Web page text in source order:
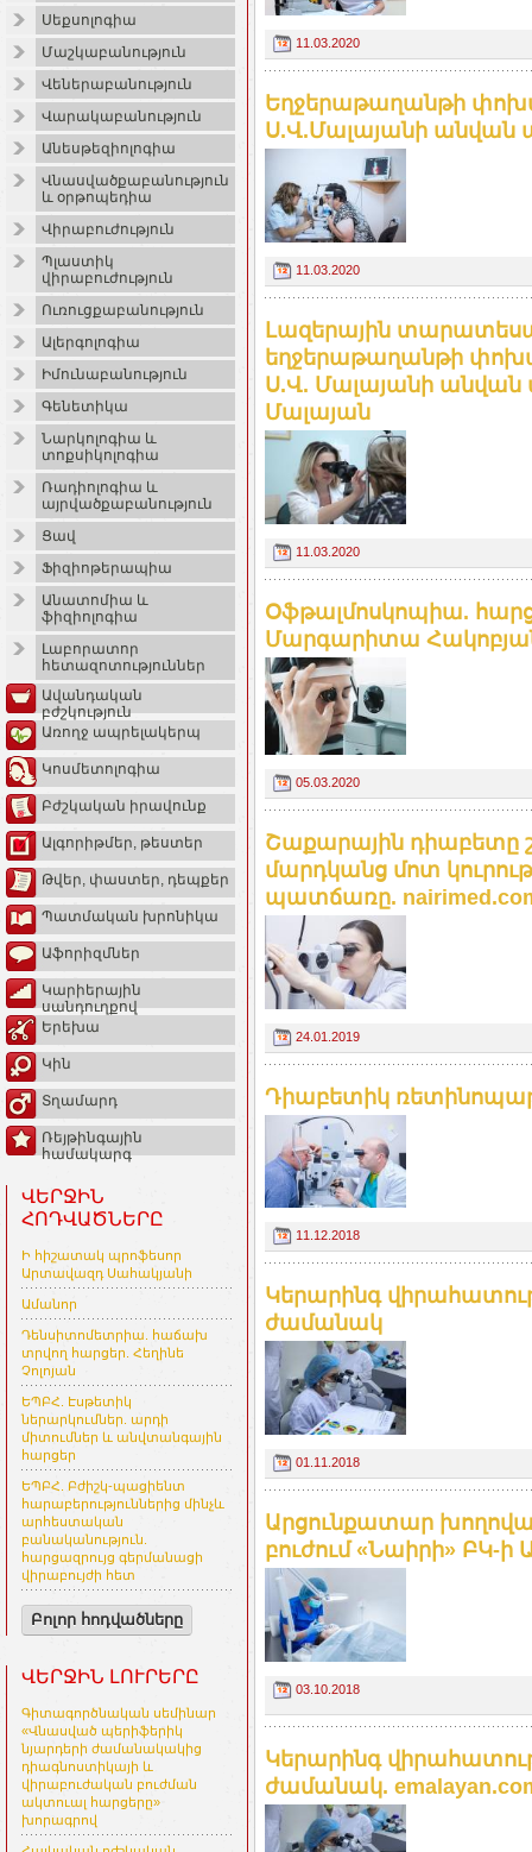
Սեքսոլոգիա
Մաշկաբանություն
Վեներաբանություն
Վարակաբանություն
Անեսթեզիոլոգիա
Վնասվածքաբանություն
և օրթոպեդիա
Վիրաբուժություն
Պլաստիկ
վիրաբուժություն
Ուռուցքաբանություն
Ալերգոլոգիա
Իմունաբանություն
Գենետիկա
Նարկոլոգիա և
տոքսիկոլոգիա
Ռադիոլոգիա և
այրվածքաբանություն
Ցավ
Ֆիզիոթերապիա
Անատոմիա և
ֆիզիոլոգիա
Լաբորատոր
հետազոտություններ
Ավանդական
բժշկություն
Առողջ ապրելակերպ
Կոսմետոլոգիա
Բժշկական իրավունք
Ալգորիթմեր, թեստեր
Թվեր, փաստեր, դեպքեր
Պատմական խրոնիկա
Աֆորիզմներ
Կարիերային
սանդուղքով
Երեխա
Կին
Տղամարդ
Ռեյթինգային
համակարգ
ՎԵՐՋԻՆ
ՀՈԴՎԱԾՆԵՐԸ
Ի հիշատակ պրոֆեսոր
Արտավազդ Սահակյանի
Ամանոր
Դենսիտոմետրիա. հաճախ
տրվող հարցեր. Հեղինե
Չոլոյան
ԵՊԲՀ. Էսթետիկ
ներարկումներ. արդի
միտումներ և անվտանգային
հարցեր
ԵՊԲՀ. Բժիշկ-պացիենտ
հարաբերություններից մինչև
արհեստական
բանականություն.
հարցազրույց գերմանացի
վիրաբույժի հետ
Բոլոր հոդվածները
ՎԵՐՋԻՆ ԼՈՒՐԵՐԸ
Գիտագործնական սեմինար
«Վնասված պերիֆերիկ
նյարդերի ժամանակակից
դիագնոստիկայի և
վիրաբուժական բուժման
ակտուալ հարցերը»
խորագրով
11.03.2020
Եղջերաթաղանթի
Ս.Վ.Մալայանի անվան
11.03.2020
Լազերային
եղջերաթաղանթի
Ս.Վ. Մալայանի անվան
Մալայան
11.03.2020
Օֆթալմոսկոպիա.
Մարգարիտա
05.03.2020
Շաքարային դիաբետը
մարդկանց մոտ
պատճառը.
24.01.2019
Դիաբետիկ
11.12.2018
Կերարինգ
ժամանակ
01.11.2018
Արցունքատար
բուժում «Նաիրի» ԲԿ-ի
03.10.2018
Կերարինգ
ժամանակ.